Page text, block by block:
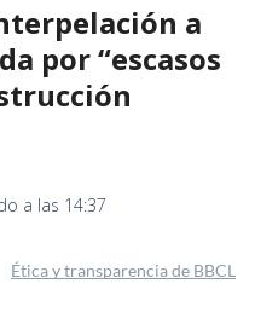
a
por “escasos
a las 14:37
Ética y transparencia de BBCL